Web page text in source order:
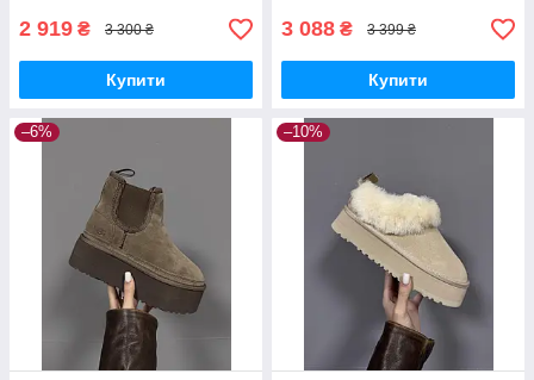
2 919 ₴ 3 300 ₴
Купити
3 088 ₴ 3 399 ₴
Купити
–6% –10%